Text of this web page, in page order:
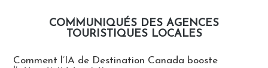
COMMUNIQUÉS DES AGENCES
TOURISTIQUES LOCALES
Comment l’IA de Destination Canada booste